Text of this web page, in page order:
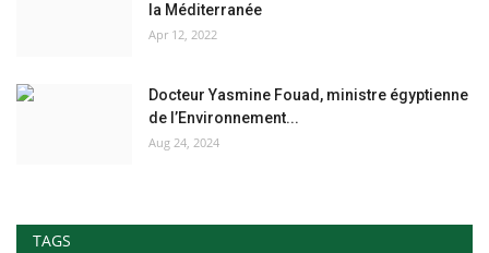
la Méditerranée
Apr 12, 2022
Docteur Yasmine Fouad, ministre égyptienne
de l’Environnement...
Aug 24, 2024
TAGS